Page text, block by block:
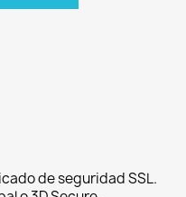
de seguridad SSL.